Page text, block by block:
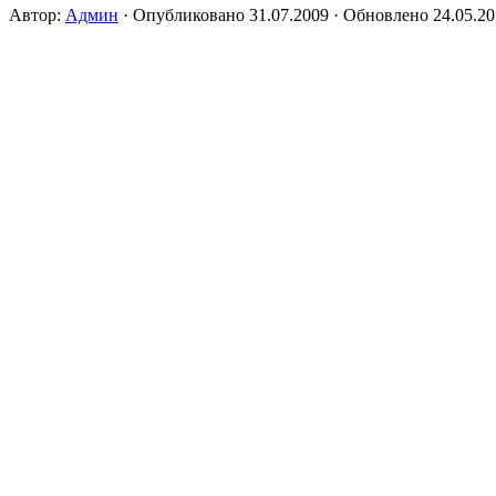
Автор: Админ · Опубликовано 31.07.2009 · Обновлено